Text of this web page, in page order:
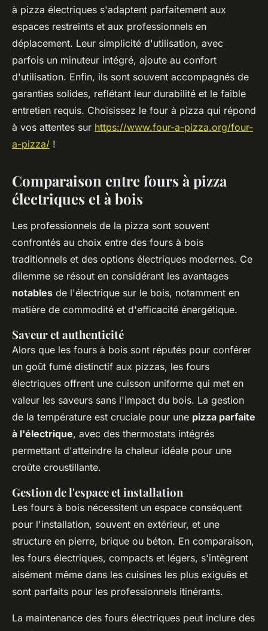
à pizza électriques s'adaptent parfaitement aux
espaces restreints et aux professionnels en
déplacement. Leur simplicité d'utilisation, avec
parfois un minuteur intégré, ajoute au confort
d'utilisation. Enfin, ils sont souvent accompagnés de
garanties solides, reflétant leur durabilité et le faible
entretien requis. Choisissez le four à pizza qui répond
à vos attentes sur https://www.four-a-pizza.org/four-
a-pizza/ !
Comparaison entre fours à pizza
électriques et à bois
Les professionnels de la pizza sont souvent
confrontés au choix entre des fours à bois
traditionnels et des options électriques modernes. Ce
dilemme se résout en considérant les avantages
notables de l'électrique sur le bois, notamment en
matière de commodité et d'efficacité énergétique.
Saveur et authenticité
Alors que les fours à bois sont réputés pour conférer
un goût fumé distinctif aux pizzas, les fours
électriques offrent une cuisson uniforme qui met en
valeur les saveurs sans l'impact du bois. La gestion
de la température est cruciale pour une pizza parfaite
à l'électrique, avec des thermostats intégrés
permettant d'atteindre la chaleur idéale pour une
croûte croustillante.
Gestion de l'espace et installation
Les fours à bois nécessitent un espace conséquent
pour l'installation, souvent en extérieur, et une
structure en pierre, brique ou béton. En comparaison,
les fours électriques, compacts et légers, s'intègrent
aisément même dans les cuisines les plus exiguës et
sont parfaits pour les professionnels itinérants.
La maintenance des fours électriques peut inclure des